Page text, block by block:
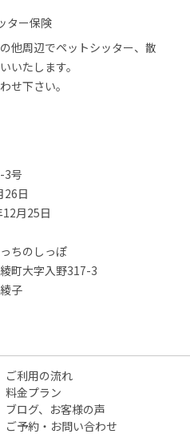
ター保険
他周辺でペットシッター、散
いたします。
せ下さい。
3号
26日
12月25日
ちのしっぽ
町大字入野317-3
子
ご利用の流れ
料金プラン
ブログ、お客様の声
ご予約・お問い合わせ